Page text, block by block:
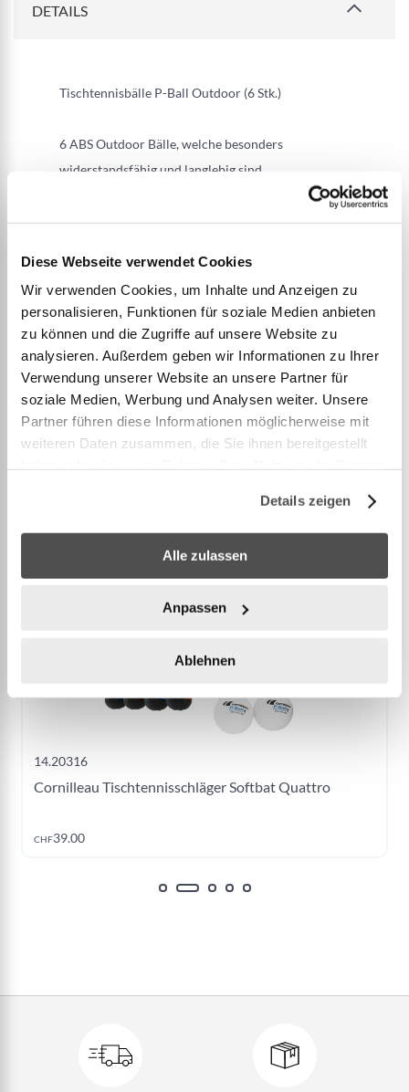
Diese Webseite verwendet Cookies
Wir verwenden Cookies, um Inhalte und Anzeigen zu
personalisieren, Funktionen für soziale Medien anbieten
zu können und die Zugriffe auf unsere Website zu
analysieren. Außerdem geben wir Informationen zu Ihrer
Verwendung unserer Website an unsere Partner für
soziale Medien, Werbung und Analysen weiter. Unsere
Partner führen diese Informationen möglicherweise mit
weiteren Daten zusammen, die Sie ihnen bereitgestellt
Details zeigen
Alle zulassen
Anpassen
Ablehnen
DETAILS
Tischtennisbälle P-Ball Outdoor (6 Stk.)
6 ABS Outdoor Bälle, welche besonders
widerstandsfähig und langlebig sind.
Zubehör
14.20316
Cornilleau Tischtennisschläger Softbat Quattro
CHF39.00